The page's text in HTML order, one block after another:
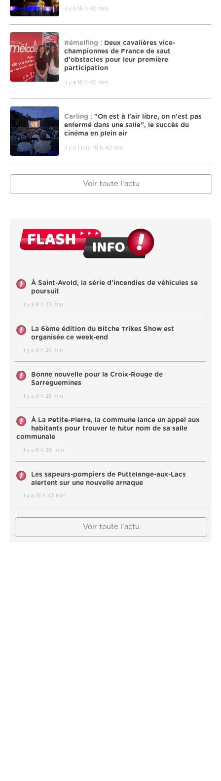
il y a 18 h 40 min
Rémelfing : Deux cavalières vice-
championnes de France de saut
d’obstacles pour leur première
participation
il y a 18 h 40 min
Carling : "On est à l’air libre, on n’est pas
enfermé dans une salle", le succès du
cinéma en plein air
il y a 1 jour 18 h 40 min
Voir toute l'actu
À Saint-Avold, la série d'incendies de véhicules se
poursuit
il y a 9 h 23 min
La 6ème édition du Bitche Trikes Show est
organisée ce week-end
il y a 9 h 26 min
Bonne nouvelle pour la Croix-Rouge de
Sarreguemines
il y a 9 h 28 min
À La Petite-Pierre, la commune lance un appel aux
habitants pour trouver le futur nom de sa salle
communale
il y a 9 h 30 min
Les sapeurs-pompiers de Puttelange-aux-Lacs
alertent sur une nouvelle arnaque
il y a 16 h 43 min
Voir toute l'actu